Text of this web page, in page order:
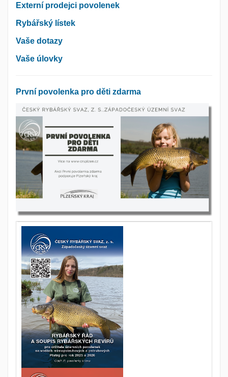
Externí prodejci povolenek
Rybářský lístek
Vaše dotazy
Vaše úlovky
První povolenka pro děti zdarma